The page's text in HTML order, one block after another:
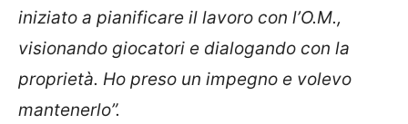
iniziato a pianificare il lavoro con l’O.M.,
visionando giocatori e dialogando con la
proprietà. Ho preso un impegno e volevo
mantenerlo”.